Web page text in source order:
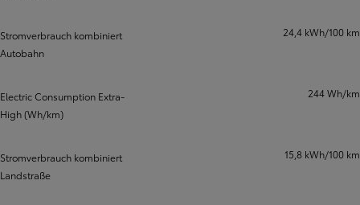
Stromverbrauch kombiniert
Autobahn
24,4 kWh/100 km
Electric Consumption Extra-
High (Wh/km)
244 Wh/km
Stromverbrauch kombiniert
Landstraße
15,8 kWh/100 km